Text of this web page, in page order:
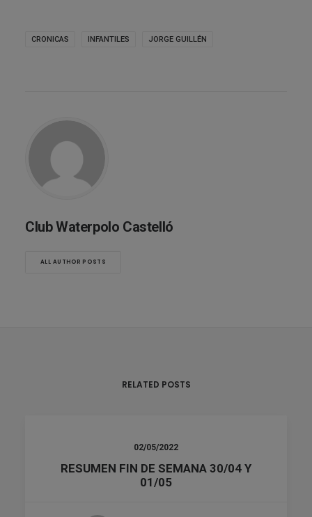
CRONICAS INFANTILES JORGE GUILLÉN
Club Waterpolo Castelló
ALL AUTHOR POSTS
RELATED POSTS
02/05/2022
RESUMEN FIN DE SEMANA 30/04 Y
01/05